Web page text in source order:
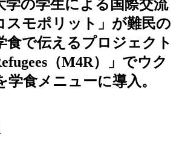
学の学生による国際交流
スモポリット」が難民の
食で伝えるプロジェクト
（M4R）」でウク
学食メニューに導入。